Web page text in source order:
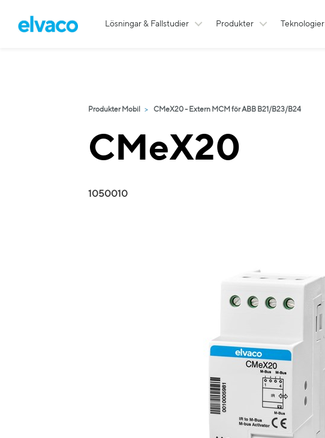
Lösningar & Fallstudier Produkter Teknologier
Produkter Mobil CMeX20 - Extern MCM för ABB B21/B23/B24
CMeX20
1050010